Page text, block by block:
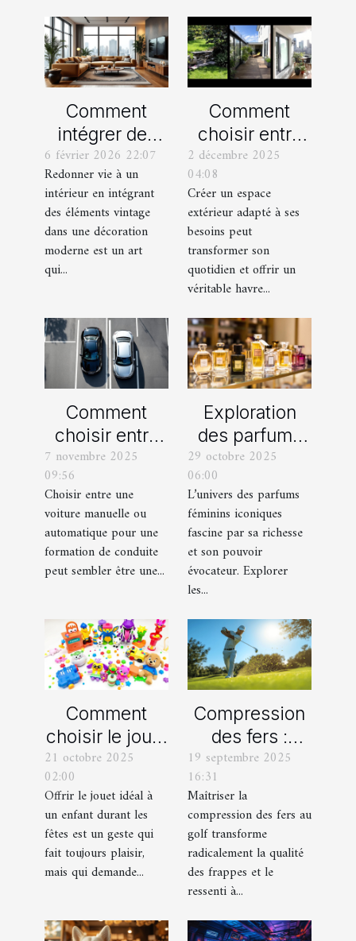
Comment
intégrer des
éléments
vintage dans
une décoration
moderne ?
6 février 2026 22:07
Redonner vie à un
intérieur en intégrant
des éléments vintage
dans une décoration
moderne est un art
qui...
Comment
choisir entre
un jardin, une
terrasse et un
balcon pour
votre espace
extérieur ?
2 décembre 2025
04:08
Créer un espace
extérieur adapté à ses
besoins peut
transformer son
quotidien et offrir un
véritable havre...
Comment
choisir entre
une voiture
manuelle ou
automatique
pour votre
formation de
conduite ?
7 novembre 2025
09:56
Choisir entre une
voiture manuelle ou
automatique pour une
formation de conduite
peut sembler être une...
Exploration
des parfums
féminins
iconiques et
leurs
variations
29 octobre 2025
06:00
L’univers des parfums
féminins iconiques
fascine par sa richesse
et son pouvoir
évocateur. Explorer
les...
Comment
choisir le jouet
parfait pour
chaque âge
durant les
fêtes ?
21 octobre 2025
02:00
Offrir le jouet idéal à
un enfant durant les
fêtes est un geste qui
fait toujours plaisir,
mais qui demande...
Compression
des fers :
comment
obtenir des
frappes plus
solides ?
19 septembre 2025
16:31
Maîtriser la
compression des fers au
golf transforme
radicalement la qualité
des frappes et le
ressenti à...